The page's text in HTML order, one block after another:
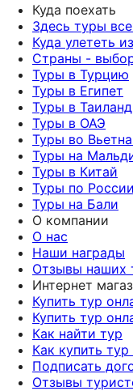
Куда поехать
Здесь туры
Куда улететь
Страны -
Туры в Турцию
Туры в Египет
Туры в Таиланд
Туры в ОАЭ
Туры во
Туры на
Туры в Китай
Туры по России
Туры на Бали
О компании
О нас
Наши награды
Отзывы наших
Интернет
Купить тур
Купить тур
Как найти тур
Как купить тур
Подписать
Отзывы